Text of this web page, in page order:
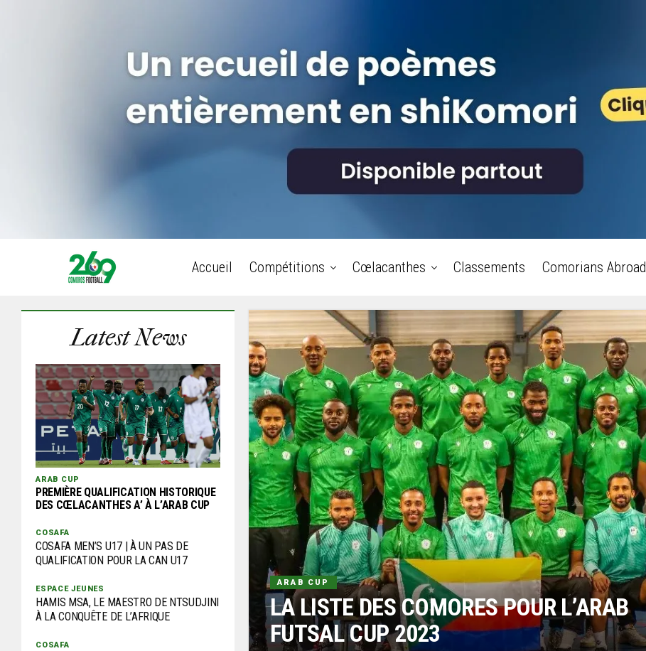
Accueil Compétitions Cœlacanthes Classements Comorians Abroad
ARAB CUP
LA LISTE DES COMORES POUR L’ARAB
FUTSAL CUP 2023
Latest News
ARAB CUP
PREMIÈRE QUALIFICATION HISTORIQUE
DES CŒLACANTHES A’ À L’ARAB CUP
COSAFA
COSAFA MEN’S U17 | À UN PAS DE
QUALIFICATION POUR LA CAN U17
ESPACE JEUNES
HAMIS MSA, LE MAESTRO DE NTSUDJINI
À LA CONQUÊTE DE L’AFRIQUE
COSAFA